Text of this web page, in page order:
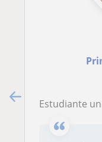
Estudiante